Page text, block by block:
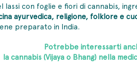
lassi con foglie e fiori di cannabis,
ayurvedica, religione, folklore e
preparato in India.
Potrebbe interessarti
la cannabis (Vijaya o Bhang) nella